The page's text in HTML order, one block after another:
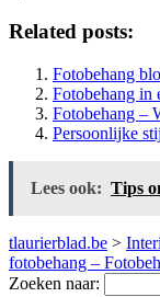
Related posts:
Fotobehang
Fotobehang in
Fotobehang –
Persoonlijke
Lees ook: Tips
tlaurierblad.be >
fotobehang –
Zoeken naar: